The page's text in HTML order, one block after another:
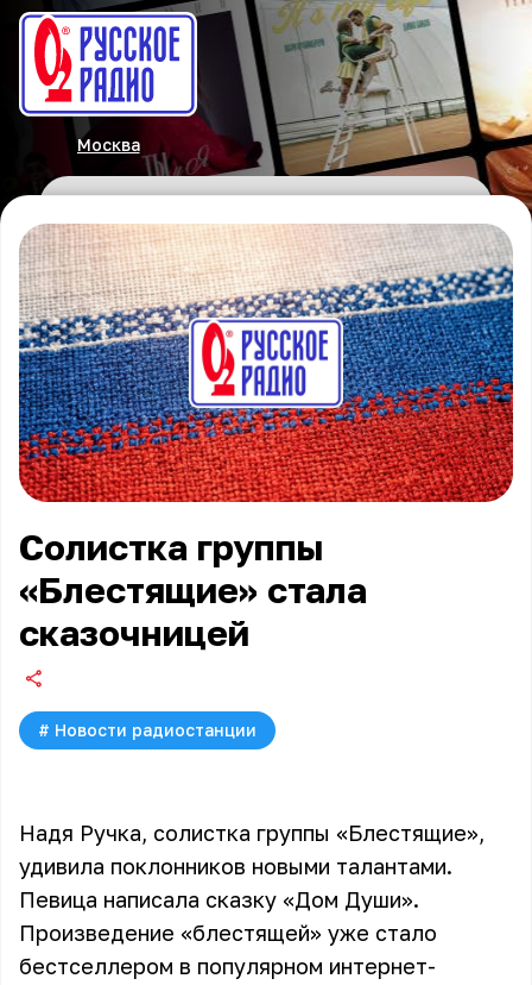
Москва
Солистка группы
«Блестящие» стала
сказочницей
# Новости радиостанции
Надя Ручка, солистка группы «Блестящие»,
удивила поклонников новыми талантами.
Певица написала сказку «Дом Души».
Произведение «блестящей» уже стало
бестселлером в популярном интернет-